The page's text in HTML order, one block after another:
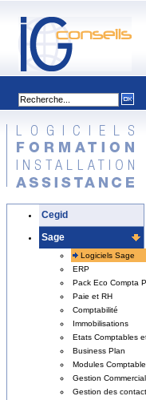
Cegid
Sage
Logiciels Sage
ERP
Pack Eco Compta
Paie et RH
Comptabilité
Immobilisations
Etats Comptables et
Business Plan
Modules Comptable
Gestion
Gestion des